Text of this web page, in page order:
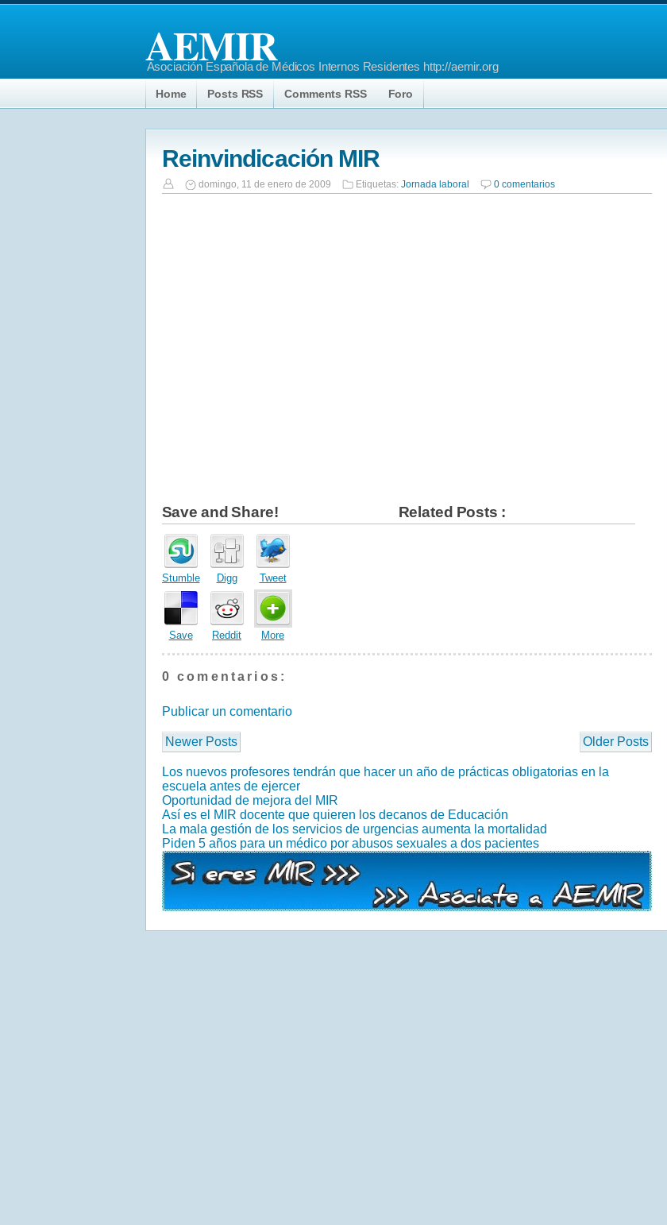
AEMIR
Asociación Española de Médicos Internos Residentes http://aemir.org
Home Posts RSS Comments RSS Foro
Reinvindicación MIR
domingo, 11 de enero de 2009 Etiquetas: Jornada laboral 0 comentarios
Save and Share!
Stumble Digg Tweet
Save Reddit More
Related Posts :
0 comentarios:
Publicar un comentario
Newer Posts Older Posts
Los nuevos profesores tendrán que hacer un año de prácticas obligatorias en la
escuela antes de ejercer
Oportunidad de mejora del MIR
Así es el MIR docente que quieren los decanos de Educación
La mala gestión de los servicios de urgencias aumenta la mortalidad
Piden 5 años para un médico por abusos sexuales a dos pacientes